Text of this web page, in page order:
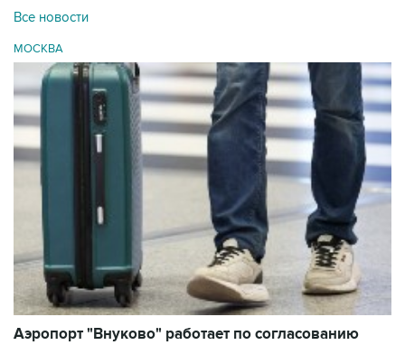
Все новости
МОСКВА
Аэропорт "Внуково" работает по согласованию